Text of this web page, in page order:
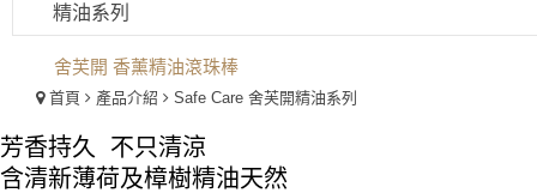
精油系列
舍芙開 香薰精油滾珠棒
首頁 產品介紹 Safe Care 舍芙開精油系列
芳香持久 不只清涼
含清新薄荷及樟樹精油天然